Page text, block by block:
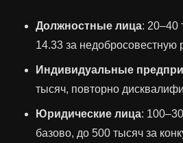
Должностные лица: 20–40
14.33 за недобросовестную
Индивидуальные
тысяч, повторно
Юридические лица:
базово, до 500 тысяч за